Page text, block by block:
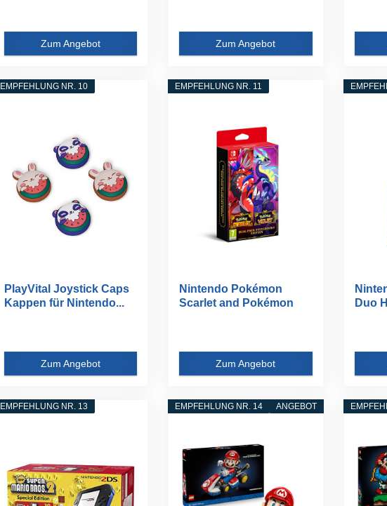
Zum Angebot Zum Angebot
EMPFEHLUNG NR. 10
PlayVital Joystick Caps
Kappen für Nintendo...
Zum Angebot
EMPFEHLUNG NR. 11
Nintendo Pokémon
Scarlet and Pokémon
Zum Angebot
Duo
EMPFEHLUNG NR. 13 ANGEBOT
EMPFEHLUNG NR. 14